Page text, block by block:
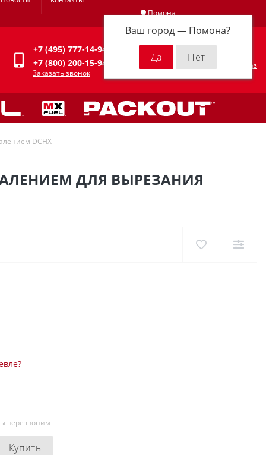
Помона
Ваш город — Помона?
Личный кабинет
+7 (495) 777-14-94
+7 (800) 200-15-94
Заказать звонок
0 р.
Оформить заказ
DCHX
ДЛЯ ВЫРЕЗАНИЯ
перезвоним
Купить